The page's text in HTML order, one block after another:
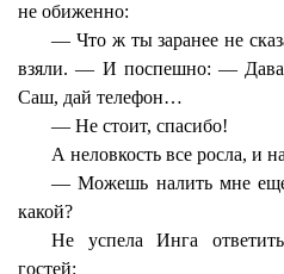
не обиженно:
— Что ж ты заранее не
взяли. — И поспешно: — Давай
Саш, дай телефон…
— Не стоит, спасибо!
А неловкость все росла, и
— Можешь налить мне
какой?
Не успела Инга
гостей: